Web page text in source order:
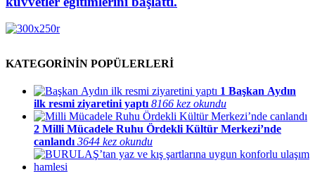
KATEGORİNİN POPÜLERLERİ
1 Başkan Aydın
ilk resmi ziyaretini yaptı 8166 kez okundu
2 Milli Mücadele Ruhu Ördekli Kültür Merkezi’nde
canlandı 3644 kez okundu